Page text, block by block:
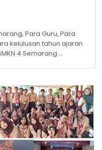
Para Guru, Para
kelulusan tahun ajaran
4 Semarang …